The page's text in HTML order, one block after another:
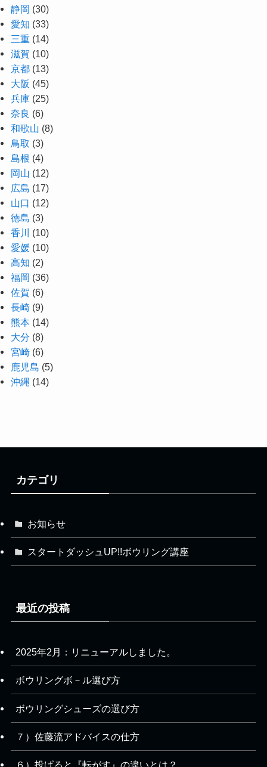
静岡 (30)
愛知 (33)
三重(14)
滋賀 (10)
京都(13)
大阪 (45)
兵庫(25)
奈良 (6)
和歌山 (8)
鳥取 (3)
島根 (4)
岡山 (12)
広島 (17)
山口 (12)
徳島 (3)
香川
(10)
愛媛(10)
高知 (2)
福岡 (36)
佐賀 (6)
長崎(9)
熊本(14)
大分 (8)
宮崎(6)
鹿児島 (5)
沖縄 (14)
カテゴリ
お知らせ
スタートダッシュUP!!ボウリング講座
最近の投稿
2025年2月：リニューアルしました。
ボウリングボ－ル選び方
ボウリングシューズの選び方
７）佐藤流アドバイスの仕方
６）投げると『転がす』の違いとは？